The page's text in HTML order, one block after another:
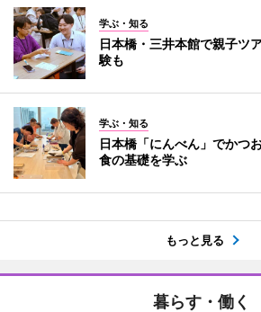
学ぶ・知る
日本橋・三井本館で親子
験も
学ぶ・知る
日本橋「にんべん」でか
食の基礎を学ぶ
もっと見る
暮らす・働く